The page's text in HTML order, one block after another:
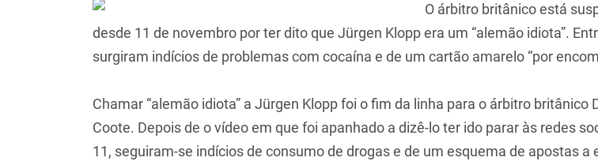
O árbitro britânico está
desde 11 de novembro por ter dito que Jürgen Klopp era um “alemão idiota”.
surgiram indícios de problemas com cocaína e de um cartão amarelo “por
Chamar “alemão idiota” a Jürgen Klopp foi o fim da linha para o árbitro britânico
Coote. Depois de o vídeo em que foi apanhado a dizê-lo ter ido parar às redes
11, seguiram-se indícios de consumo de drogas e de um esquema de apostas a